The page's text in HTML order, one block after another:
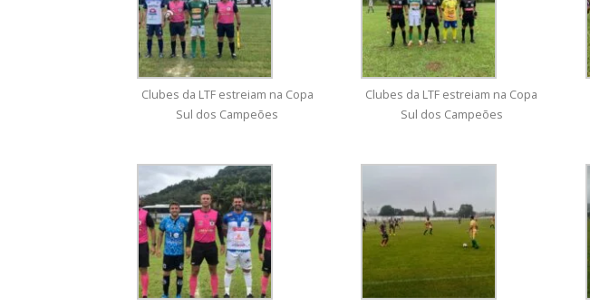
Clubes da LTF estreiam na Copa
Sul dos Campeões
Clubes da LTF estreiam na Copa
Sul dos Campeões